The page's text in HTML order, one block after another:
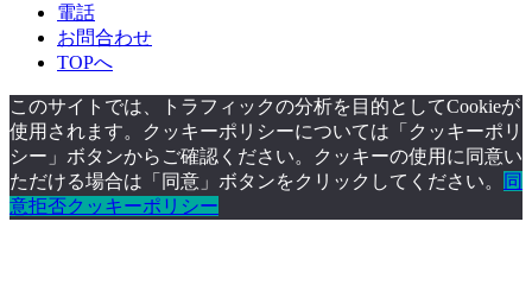
電話
お問合わせ
TOPへ
このサイトでは、トラフィックの分析を目的としてCookieが
使用されます。クッキーポリシーについては「クッキーポリ
シー」ボタンからご確認ください。クッキーの使用に同意い
ただける場合は「同意」ボタンをクリックしてください。
同
意拒否クッキーポリシー